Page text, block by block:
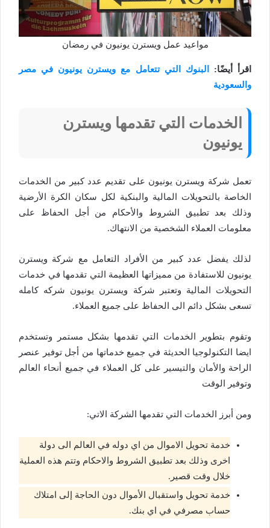
مواعيد عمل ويسترن يونيون في رمضان
اقرأ أيضًا:
البنوك التي تتعامل مع ويسترن يونيون في مصر
والسعودية
الخدمات التي تقدمها ويسترن
يونيون
تعمل شركة ويسترن يونيون على تقديم عدد كبير من الخدمات
الخاصة بالتحويلات المالية والبنكية لكل سكان الكرة الأرضية
وذلك بعد تطبيق الشروط والأحكام من أجل الحفاظ على
معلومات العملاء الشخصية من الانتهاك.
لذلك يفضل عدد كبير من الأفراد التعامل مع شركة ويسترن
يونيون للاستفادة من مميزاتها العظيمة التي تقدمها في خدمات
التحويلات المالية وتعتبر شركة ويسترن يونيون شركه كامله
تسعى بشكل دائم الى الحفاظ على جميع العملاء.
وتقوم بتطوير الخدمات التي تقدمها بشكل مستمر وتستخدم
ايضا التكنولوجيا الحديثة في جميع خدماتها من أجل توفير عنصر
الراحة والأمان والتيسير على كل العملاء في جميع أنحاء العالم
وتوفير الوقت
ومن أبرز الخدمات التي تقدمها الشركة الاتي:
خدمة تحويل الاموال من اي دوله في العالم الى دولة
اخرى وذلك بعد تطبيق الشروط والاحكام وتتم هذه العملية
خلال وقت قصير.
خدمة تحويل واستقبال الأموال دون الحاجة إلى امتلاك
حساب مصرفي في اي بنك.